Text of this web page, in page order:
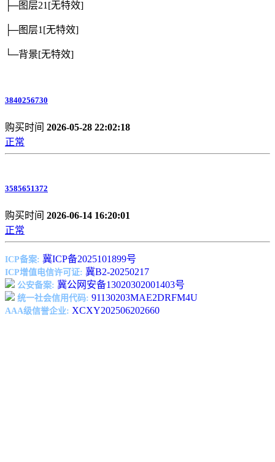
├─图层21[无特效]
├─图层1[无特效]
└─背景[无特效]
3840256730
购买时间 2026-05-28 22:02:18
正常
3585651372
购买时间 2026-06-14 16:20:01
正常
ICP备案: 冀ICP备2025101899号
ICP增值电信许可证: 冀B2-20250217
公安备案: 冀公网安备13020302001403号
统一社会信用代码: 91130203MAE2DRFM4U
AAA级信誉企业: XCXY202506202660